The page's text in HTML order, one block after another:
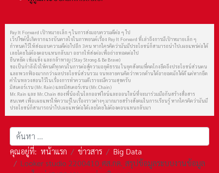
Pay It Forward เป้าหมายเล็ก ๆ ในการส่งมอบความดีต่อ ๆ ไป
เว็ปไซต์นี้เกิดจากแรงบันดาลใจในภาพยนต์เรื่อง Pay It Forward ที่เล่าถึงการมีเป้าหมายเล็ก ๆ
กำหนดไว้ให้ส่งมอบความดีต่อไปอีก 3 คน หากใครคิดว่ามันมีประโยชน์ก็สามารถนำไปเผยแพร่ต่อได้
เลยโดยไม่ต้องตอบแทนกลับมา อยากให้ส่งต่อเพื่อถ่ายทอดต่อไป
ยืนหยัด เข้มแข็ง และกล้าหาญ (Stay Strong & Be Brave)
ขอเป็นกำลังใจให้คนดีทุกคนในการต่อสู้ความอยุติธรรม ในยุคสังคมที่คดโกงยึดถึงประโยชน์ส่วนตน
และพวกฟ้องมากกว่าผลประโยชน์ส่วนรวม จนหลายคนคิดว่าพวกด้านได้อายอดมักได้ดี แต่หากยึด
คำในหลวงสอนไว้ในเรื่องการทำความดีเราจะมีความสุขครับ
มิสเตอร์เรน (Mr. Rain) และมิสเตอร์เชน (Mr. Chain)
Mr. Rain และ Mr. Chain สองพี่น้องในโลกออฟไลน์และออนไลน์ที่จะมาร่วมมือกันสร้างสื่อสาร
สนเทศ เพื่อเผยแพร่ให้ความรู้ในเรื่องราวต่างๆ มากมายสร้างสังคมในการเรียนรู้ หากใครคิดว่ามันมี
ประโยชน์ก็สามารถนำไปเผยแพร่ต่อได้เลยโดยไม่ต้องตอบแทนกลับมา
การค้นหา
คุณอยู่ที่: หน้าแรก ข่าวสาร
Big Data
Looker studio 2200410_ศส.กค._สรุปข้อมูลระบบงานข้อมูล